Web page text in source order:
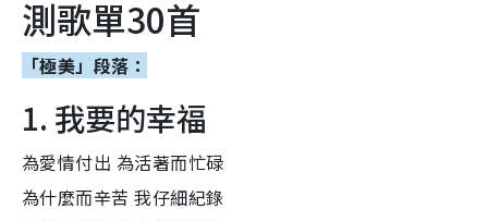
測歌單30首
「極美」段落：
1. 我要的幸福
為愛情付出 為活著而忙碌
為什麼而辛苦 我仔細紀錄